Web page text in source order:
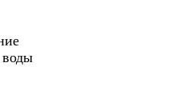
воды